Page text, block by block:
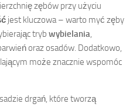
zębów przy użyciu
jest kluczowa – warto myć zęby
tryb wybielania,
oraz osadów. Dodatkowo,
może znacznie wspomóc
drgań, które tworzą